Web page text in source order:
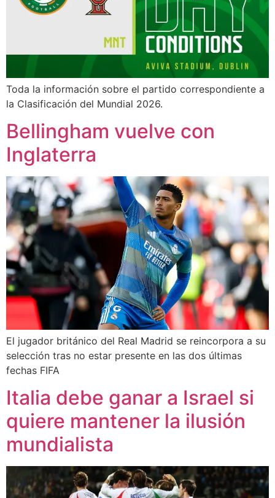
Toda la información sobre el partido correspondiente a
la Clasificación del Mundial 2026.
Bellingham vuelve con
Inglaterra
El jugador británico del Real Madrid se reincorpora a su
selección tras no estar presente en las dos últimas
fechas FIFA
Italia debe ganar a Israel si
quiere mantener la ilusión
mundialista